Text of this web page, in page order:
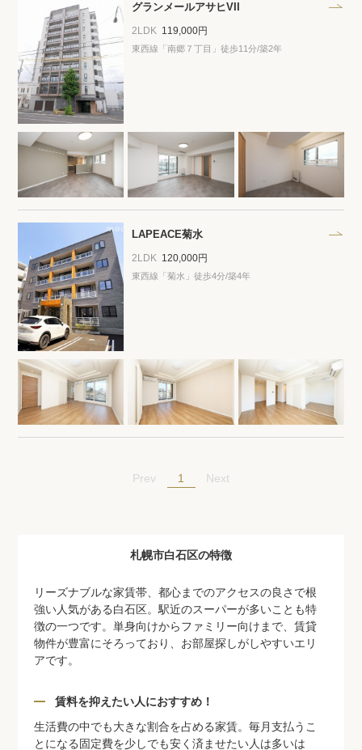
グランメールアサヒVII
2LDK 119,000円
東西線「南郷７丁目」徒歩11分/築2年
LAPEACE菊水
2LDK 120,000円
東西線「菊水」徒歩4分/築4年
Prev 1 Next
札幌市白石区の特徴
リーズナブルな家賃帯、都心までのアクセスの良さで根
強い人気がある白石区。駅近のスーパーが多いことも特
徴の一つです。単身向けからファミリー向けまで、賃貸
物件が豊富にそろっており、お部屋探しがしやすいエリ
アです。
賃料を抑えたい人におすすめ！
生活費の中でも大きな割合を占める家賃。毎月支払うこ
とになる固定費を少しでも安く済ませたい人は多いは